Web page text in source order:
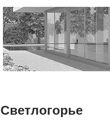
Светлогорье